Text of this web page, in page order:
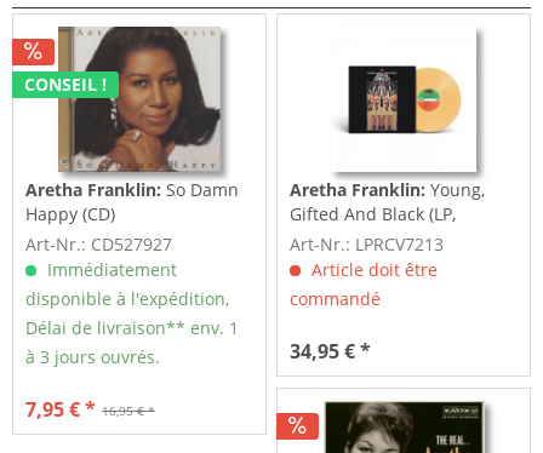
CONSEIL !
Aretha Franklin: So Damn
Happy (CD)
Art-Nr.: CD527927
Immédiatement
disponible à l'expédition,
Délai de livraison** env. 1
à 3 jours ouvrés.
16,95 € *
7,95 € *
Aretha Franklin: Young,
Gifted And Black (LP,
Colored Vinyl, Ltd.)
Art-Nr.: LPRCV7213
Article doit être
commandé
34,95 € *